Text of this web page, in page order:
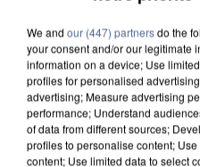
7 août 2026
Les données de 300
Intermarché après une...
Les données bancaires
We and our (447) partnersdo the
your consent and/or our legitimate
information on a device; Use
profiles for personalised
advertising; Measure advertising
performance; Understand
of data from different sources;
profiles to personalise content;
content; Use limited data to select